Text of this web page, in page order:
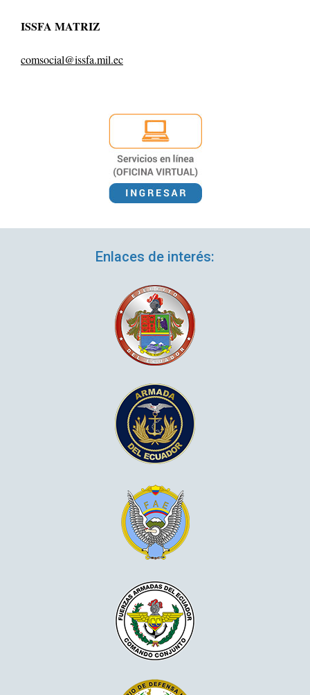
ISSFA MATRIZ
comsocial@issfa.mil.ec
Enlaces de interés: